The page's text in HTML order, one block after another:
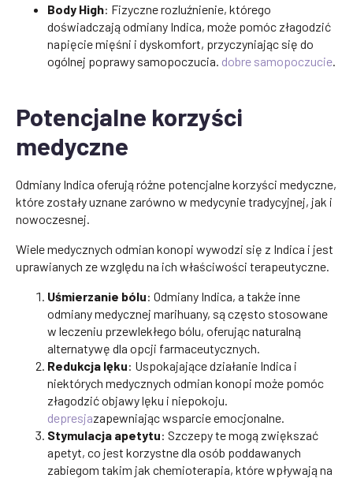
Body High: Fizyczne rozluźnienie, którego
doświadczają odmiany Indica, może pomóc złagodzić
napięcie mięśni i dyskomfort, przyczyniając się do
ogólnej poprawy samopoczucia. dobre samopoczucie.
Potencjalne korzyści
medyczne
Odmiany Indica oferują różne potencjalne korzyści medyczne,
które zostały uznane zarówno w medycynie tradycyjnej, jak i
nowoczesnej.
Wiele medycznych odmian konopi wywodzi się z Indica i jest
uprawianych ze względu na ich właściwości terapeutyczne.
Uśmierzanie bólu: Odmiany Indica, a także inne
odmiany medycznej marihuany, są często stosowane
w leczeniu przewlekłego bólu, oferując naturalną
alternatywę dla opcji farmaceutycznych.
Redukcja lęku: Uspokajające działanie Indica i
niektórych medycznych odmian konopi może pomóc
złagodzić objawy lęku i niepokoju.
depresjazapewniając wsparcie emocjonalne.
Stymulacja apetytu: Szczepy te mogą zwiększać
apetyt, co jest korzystne dla osób poddawanych
zabiegom takim jak chemioterapia, które wpływają na